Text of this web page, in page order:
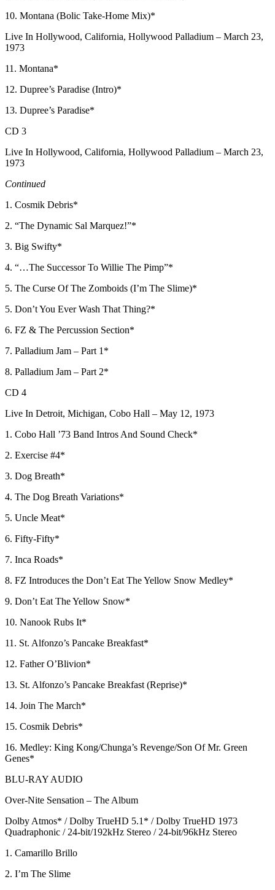
10. Montana (Bolic Take-Home Mix)*
Live In Hollywood, California, Hollywood Palladium – March 23,
1973
11. Montana*
12. Dupree’s Paradise (Intro)*
13. Dupree’s Paradise*
CD 3
Live In Hollywood, California, Hollywood Palladium – March 23,
1973
Continued
1. Cosmik Debris*
2. “The Dynamic Sal Marquez!”*
3. Big Swifty*
4. “…The Successor To Willie The Pimp”*
5. The Curse Of The Zomboids (I’m The Slime)*
5. Don’t You Ever Wash That Thing?*
6. FZ & The Percussion Section*
7. Palladium Jam – Part 1*
8. Palladium Jam – Part 2*
CD 4
Live In Detroit, Michigan, Cobo Hall – May 12, 1973
1. Cobo Hall ’73 Band Intros And Sound Check*
2. Exercise #4*
3. Dog Breath*
4. The Dog Breath Variations*
5. Uncle Meat*
6. Fifty-Fifty*
7. Inca Roads*
8. FZ Introduces the Don’t Eat The Yellow Snow Medley*
9. Don’t Eat The Yellow Snow*
10. Nanook Rubs It*
11. St. Alfonzo’s Pancake Breakfast*
12. Father O’Blivion*
13. St. Alfonzo’s Pancake Breakfast (Reprise)*
14. Join The March*
15. Cosmik Debris*
16. Medley: King Kong/Chunga’s Revenge/Son Of Mr. Green
Genes*
BLU-RAY AUDIO
Over-Nite Sensation – The Album
Dolby Atmos* / Dolby TrueHD 5.1* / Dolby TrueHD 1973
Quadraphonic / 24-bit/192kHz Stereo / 24-bit/96kHz Stereo
1. Camarillo Brillo
2. I’m The Slime